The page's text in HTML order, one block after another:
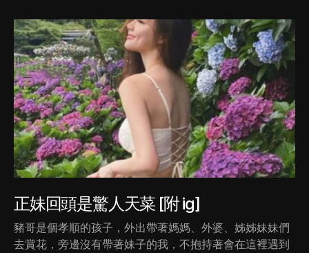
正妹回頭是驚人天菜 [附 ig]
豬哥是個孝順的孩子，外出帶著媽媽、外婆、姊姊妹妹們
去賞花，旁邊沒有帶著妹子的我，不抱持著會在這裡遇到